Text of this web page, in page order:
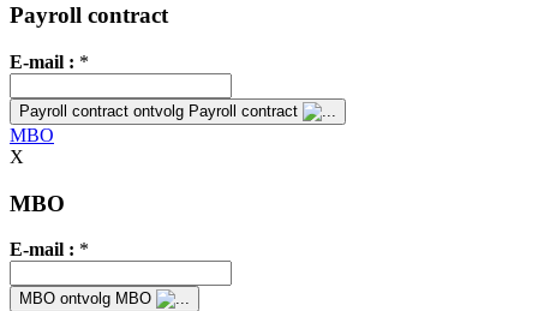
Payroll contract
E-mail : *
Payroll contract ontvolg Payroll contract
MBO
X
MBO
E-mail : *
MBO ontvolg MBO